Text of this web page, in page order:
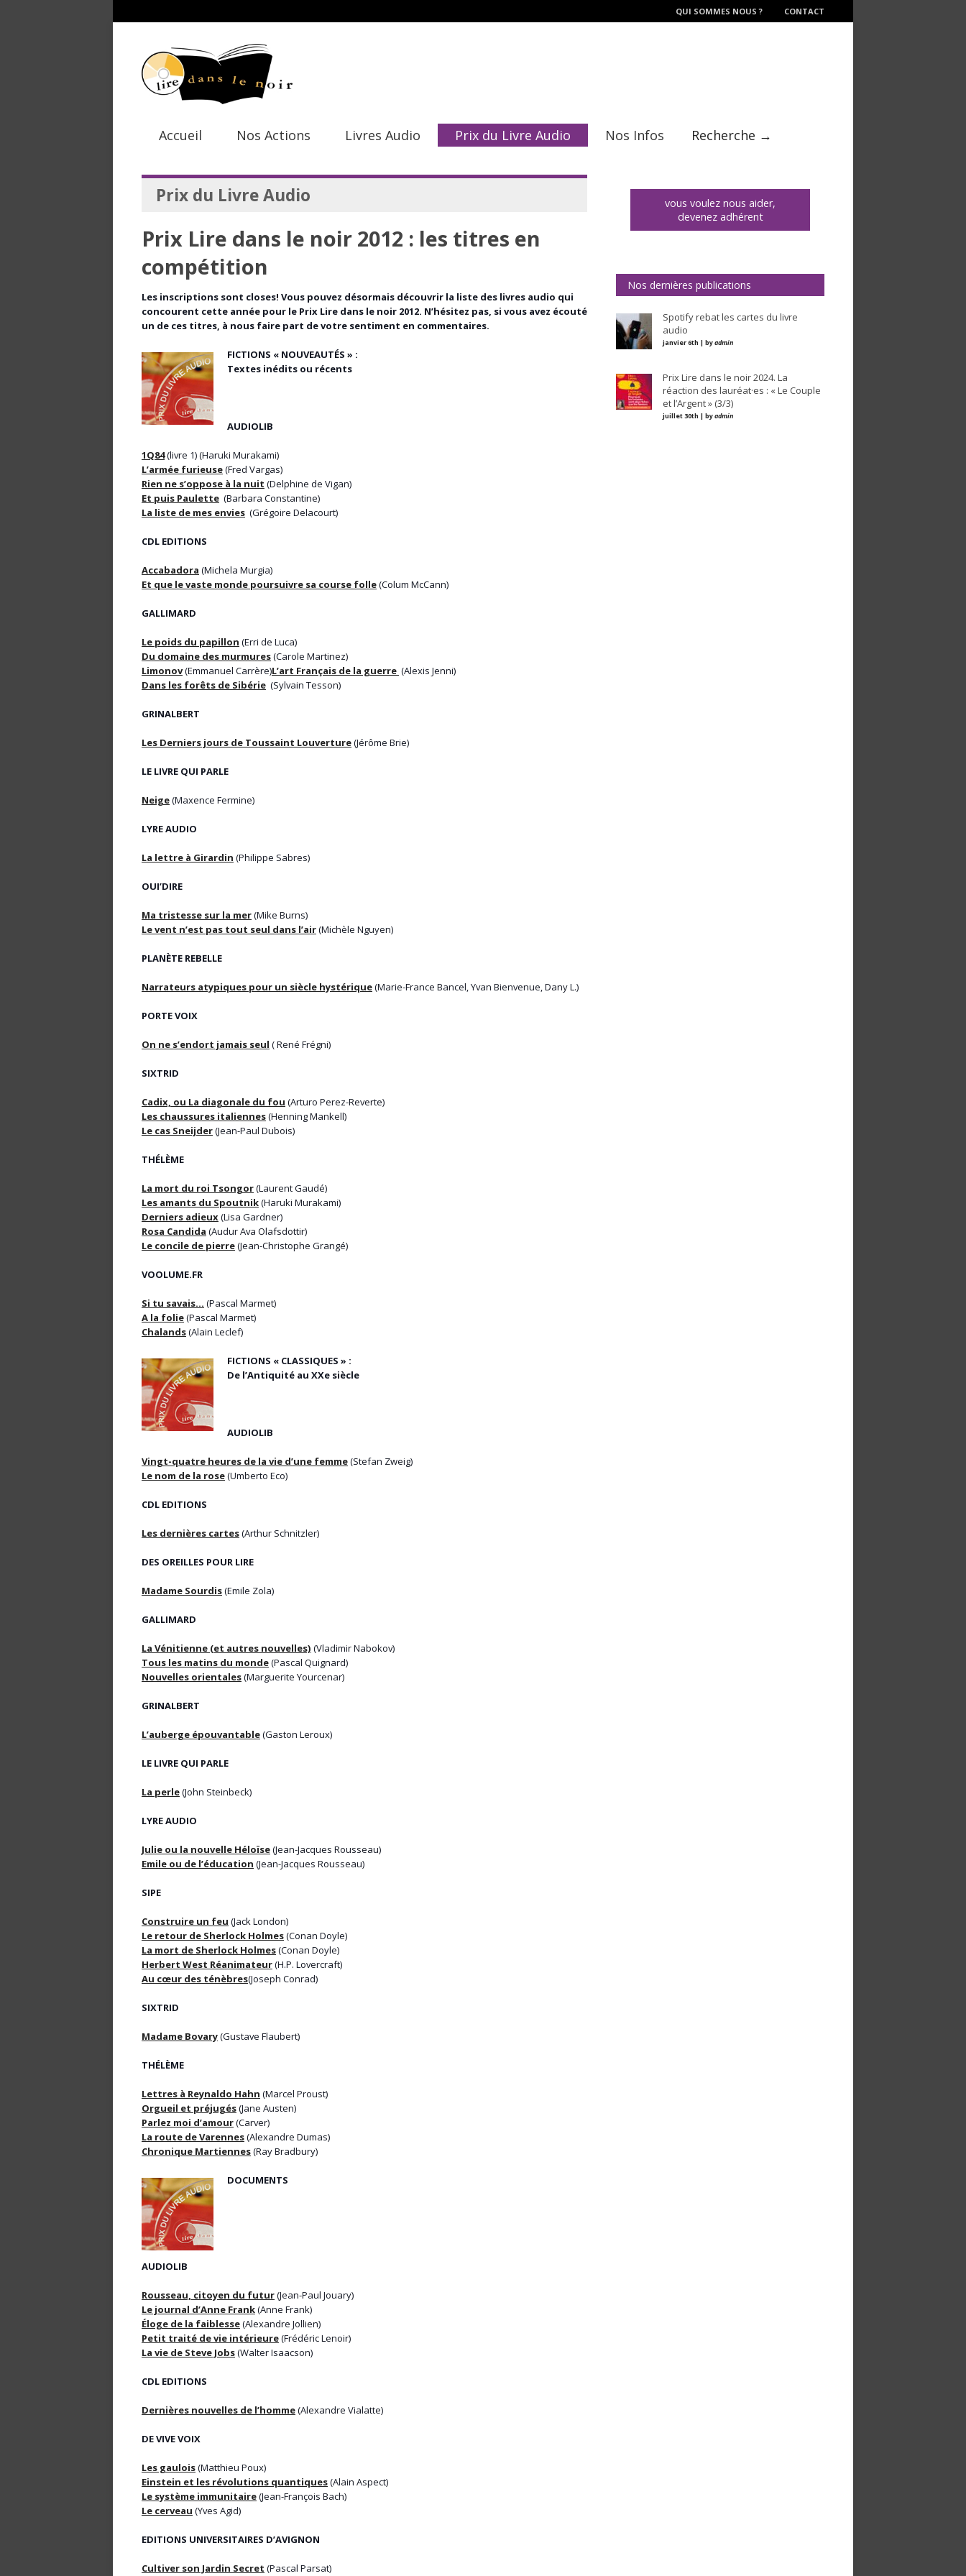
QUI SOMMES NOUS ? CONTACT
Accueil Nos Actions Livres Audio Prix du Livre Audio Nos Infos Recherche →
Prix du Livre Audio
Prix Lire dans le noir 2012 : les titres en
compétition
Les inscriptions sont closes! Vous pouvez désormais découvrir la liste des livres audio qui
concourent cette année pour le Prix Lire dans le noir 2012. N’hésitez pas, si vous avez écouté
un de ces titres, à nous faire part de votre sentiment en commentaires.
FICTIONS « NOUVEAUTÉS » :
Textes inédits ou récents
AUDIOLIB
1Q84(livre 1) (Haruki Murakami)
L’armée furieuse(Fred Vargas)
Rien ne s’oppose à la nuit (Delphine de Vigan)
Et puis Paulette (Barbara Constantine)
La liste de mes envies (Grégoire Delacourt)
CDL EDITIONS
Accabadora (Michela Murgia)
Et que le vaste monde poursuivre sa course folle(Colum McCann)
GALLIMARD
Le poids du papillon (Erri de Luca)
Du domaine des murmures(Carole Martinez)
Limonov(Emmanuel Carrère)L’art Français de la guerre (Alexis Jenni)
Dans les forêts de Sibérie (Sylvain Tesson)
GRINALBERT
Les Derniers jours de Toussaint Louverture(Jérôme Brie)
LE LIVRE QUI PARLE
Neige(Maxence Fermine)
LYRE AUDIO
La lettre à Girardin (Philippe Sabres)
OUI’DIRE
Ma tristesse sur la mer(Mike Burns)
Le vent n’est pas tout seul dans l’air(Michèle Nguyen)
PLANÈTE REBELLE
Narrateurs atypiques pour un siècle hystérique(Marie-France Bancel, Yvan Bienvenue, Dany L.)
PORTE VOIX
On ne s’endort jamais seul ( René Frégni)
SIXTRID
Cadix, ou La diagonale du fou (Arturo Perez-Reverte)
Les chaussures italiennes(Henning Mankell)
Le cas Sneijder(Jean-Paul Dubois)
THÉLÈME
La mort du roi Tsongor(Laurent Gaudé)
Les amants du Spoutnik(Haruki Murakami)
Derniers adieux(Lisa Gardner)
Rosa Candida (Audur Ava Olafsdottir)
Le concile de pierre(Jean-Christophe Grangé)
VOOLUME.FR
Si tu savais… (Pascal Marmet)
A la folie(Pascal Marmet)
Chalands(Alain Leclef)
FICTIONS « CLASSIQUES » :
De l’Antiquité au XXe siècle
AUDIOLIB
Vingt-quatre heures de la vie d’une femme(Stefan Zweig)
Le nom de la rose(Umberto Eco)
CDL EDITIONS
Les dernières cartes(Arthur Schnitzler)
DES OREILLES POUR LIRE
Madame Sourdis(Emile Zola)
GALLIMARD
La Vénitienne (et autres nouvelles) (Vladimir Nabokov)
Tous les matins du monde(Pascal Quignard)
Nouvelles orientales(Marguerite Yourcenar)
GRINALBERT
L’auberge épouvantable(Gaston Leroux)
LE LIVRE QUI PARLE
La perle(John Steinbeck)
LYRE AUDIO
Julie ou la nouvelle Héloïse(Jean-Jacques Rousseau)
Emile ou de l’éducation (Jean-Jacques Rousseau)
SIPE
Construire un feu (Jack London)
Le retour de Sherlock Holmes(Conan Doyle)
La mort de Sherlock Holmes(Conan Doyle)
Herbert West Réanimateur(H.P. Lovercraft)
Au cœur des ténèbres(Joseph Conrad)
SIXTRID
Madame Bovary(Gustave Flaubert)
THÉLÈME
Lettres à Reynaldo Hahn (Marcel Proust)
Orgueil et préjugés(Jane Austen)
Parlez moi d’amour(Carver)
La route de Varennes(Alexandre Dumas)
Chronique Martiennes(Ray Bradbury)
DOCUMENTS
AUDIOLIB
Rousseau, citoyen du futur(Jean-Paul Jouary)
Le journal d’Anne Frank(Anne Frank)
Éloge de la faiblesse(Alexandre Jollien)
Petit traité de vie intérieure(Frédéric Lenoir)
La vie de Steve Jobs(Walter Isaacson)
CDL EDITIONS
Dernières nouvelles de l’homme(Alexandre Vialatte)
DE VIVE VOIX
Les gaulois(Matthieu Poux)
Einstein et les révolutions quantiques(Alain Aspect)
Le système immunitaire(Jean-François Bach)
Le cerveau (Yves Agid)
EDITIONS UNIVERSITAIRES D’AVIGNON
Cultiver son Jardin Secret (Pascal Parsat)
vous voulez nous aider,
devenez adhérent
Nos dernières publications
Spotify rebat les cartes du livre
audio
janvier 6th | byadmin
Prix Lire dans le noir 2024. La
réaction des lauréat·es : « Le Couple
et l’Argent » (3/3)
juillet 30th | byadmin